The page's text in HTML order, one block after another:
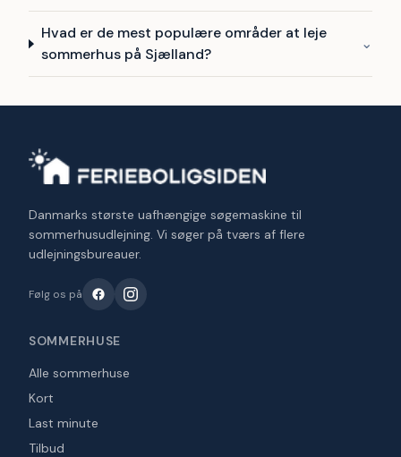
Hvad er de mest populære områder at leje
sommerhus på Sjælland?
⌄
Danmarks største uafhængige søgemaskine til
sommerhusudlejning. Vi søger på tværs af flere
udlejningsbureauer.
Følg os på
SOMMERHUSE
Alle sommerhuse
Kort
Last minute
Tilbud